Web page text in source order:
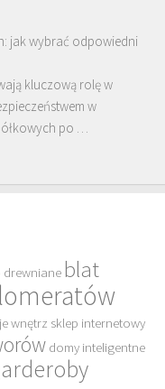
jak wybrać odpowiedni
kluczową rolę w
w
po …
drewniane blat
wnętrz sklep internetowy
domy inteligentne